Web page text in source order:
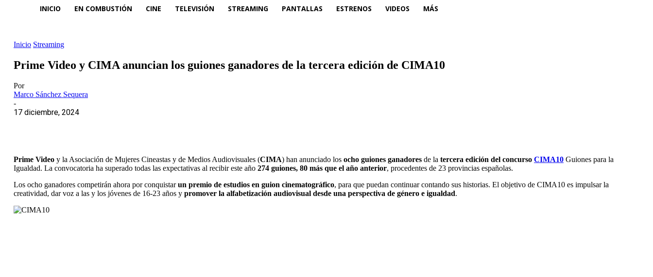
INICIO EN COMBUSTIÓN CINE TELEVISIÓN STREAMING PANTALLAS ESTRENOS VIDEOS MÁS
Inicio Streaming
Prime Video y CIMA anuncian los guiones ganadores de la tercera edición de CIMA10
Por
Marco Sánchez Sequera
-
17 diciembre, 2024
Prime Video y la Asociación de Mujeres Cineastas y de Medios Audiovisuales (CIMA) han anunciado los ocho guiones ganadores de la tercera edición del concurso CIMA10 Guiones para la
Igualdad. La convocatoria ha superado todas las expectativas al recibir este año 274 guiones, 80 más que el año anterior, procedentes de 23 provincias españolas.
Los ocho ganadores competirán ahora por conquistarun premio de estudios en guion cinematográfico, para que puedan continuar contando sus historias. El objetivo de CIMA10 es impulsar la
creatividad, dar voz a las y los jóvenes de 16-23 años y promover la alfabetización audiovisual desde una perspectiva de género e igualdad.